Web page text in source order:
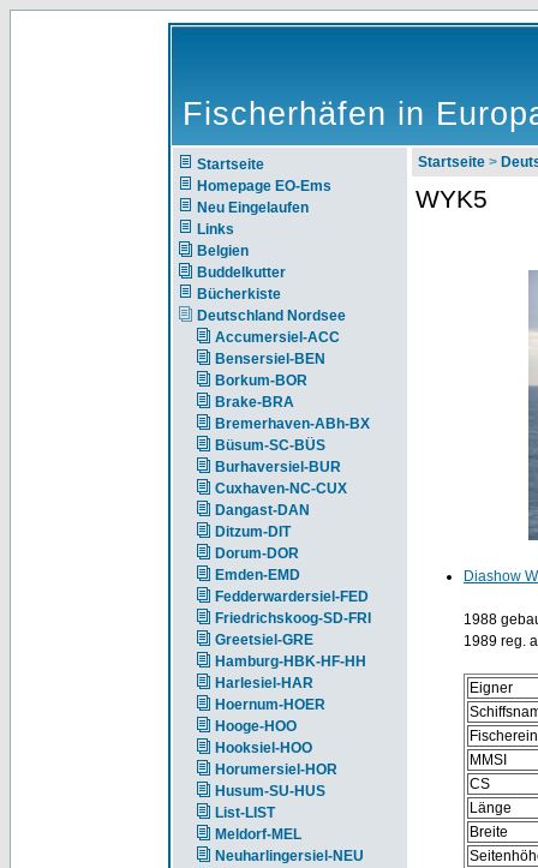
Fischerhäfen in
Startseite
Homepage EO-Ems
Neu Eingelaufen
Links
Belgien
Buddelkutter
Bücherkiste
Deutschland Nordsee
Accumersiel-ACC
Bensersiel-BEN
Borkum-BOR
Brake-BRA
Bremerhaven-ABh-BX
Büsum-SC-BÜS
Burhaversiel-BUR
Cuxhaven-NC-CUX
Dangast-DAN
Ditzum-DIT
Dorum-DOR
Emden-EMD
Fedderwardersiel-FED
Friedrichskoog-SD-FRI
Greetsiel-GRE
Hamburg-HBK-HF-HH
Harlesiel-HAR
Hoernum-HOER
Hooge-HOO
Hooksiel-HOO
Horumersiel-HOR
Husum-SU-HUS
List-LIST
Meldorf-MEL
Neuharlingersiel-NEU
Startseite >
WYK5
Diashow
1988
1989 reg.
Eigner
MMSI
CS
Länge
Breite